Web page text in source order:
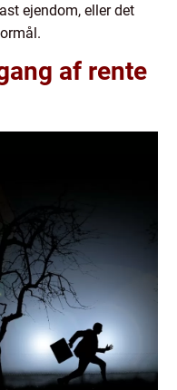
ejendom, eller det
af rente